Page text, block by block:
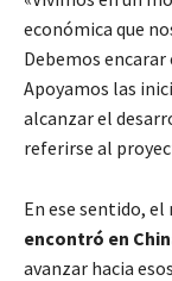
económica que
Debemos
Apoyamos las
alcanzar el
referirse al
En ese sentido,
encontró en
avanzar hacia